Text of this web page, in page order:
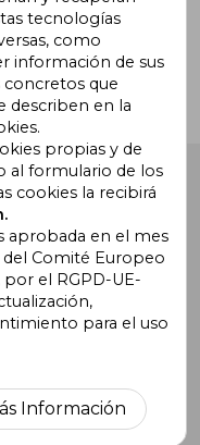
3 (08940),
Reservados.
|Buscalibre
Buscalibre Otros
Unido
tecnologías
como
información de sus
concretos que
describen en la
propias y de
al formulario de los
cookies la recibirá
aprobada en el mes
del Comité Europeo
el RGPD-UE-
para el uso
Información